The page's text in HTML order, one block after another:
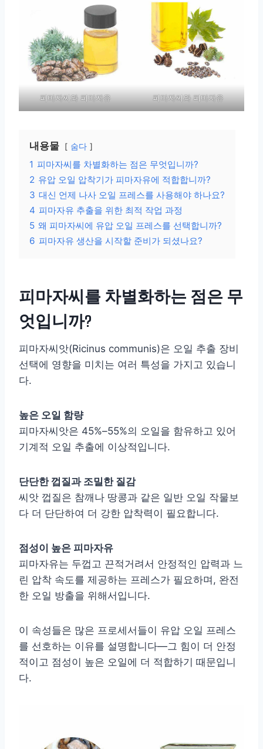
피마자씨와 피마자유 피마자씨와 피마자유
내용물 숨다
1 피마자씨를 차별화하는 점은 무엇입니까?
2 유압 오일 압착기가 피마자유에 적합합니까?
3 대신 언제 나사 오일 프레스를 사용해야 하나요?
4 피마자유 추출을 위한 최적 작업 과정
5 왜 피마자씨에 유압 오일 프레스를 선택합니까?
6 피마자유 생산을 시작할 준비가 되셨나요?
피마자씨를 차별화하는 점은 무
엇입니까?
피마자씨앗(Ricinus communis)은 오일 추출 장비
선택에 영향을 미치는 여러 특성을 가지고 있습니
다.
높은 오일 함량
피마자씨앗은 45%–55%의 오일을 함유하고 있어
기계적 오일 추출에 이상적입니다.
단단한 껍질과 조밀한 질감
씨앗 껍질은 참깨나 땅콩과 같은 일반 오일 작물보
다 더 단단하여 더 강한 압착력이 필요합니다.
점성이 높은 피마자유
피마자유는 두껍고 끈적거려서 안정적인 압력과 느
린 압착 속도를 제공하는 프레스가 필요하며, 완전
한 오일 방출을 위해서입니다.
이 속성들은 많은 프로세서들이 유압 오일 프레스
를 선호하는 이유를 설명합니다—그 힘이 더 안정
적이고 점성이 높은 오일에 더 적합하기 때문입니
다.